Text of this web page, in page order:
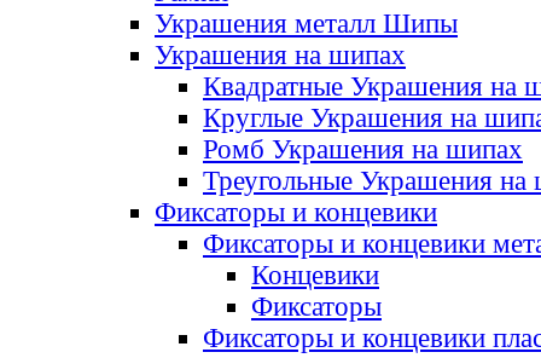
Украшения металл Шипы
Украшения на шипах
Квадратные Украшения на
Круглые Украшения на
Ромб Украшения на шипах
Треугольные Украшения на
Фиксаторы и концевики
Фиксаторы и концевики
Концевики
Фиксаторы
Фиксаторы и концевики